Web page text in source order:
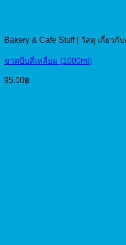
Bakery & Cafe Stuff | วัสดุ เกี่ยวกั
ขวดบีบสี่เหลี่ยม (1000ml)
95.00฿